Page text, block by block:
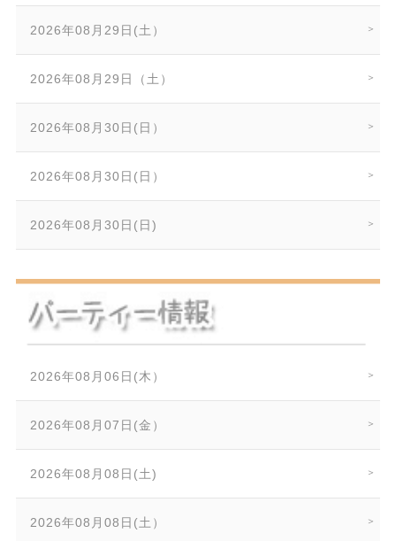
2026年08月29日(土）
2026年08月29日（土）
2026年08月30日(日）
2026年08月30日(日）
2026年08月30日(日)
2026年08月06日(木）
2026年08月07日(金）
2026年08月08日(土)
2026年08月08日(土）